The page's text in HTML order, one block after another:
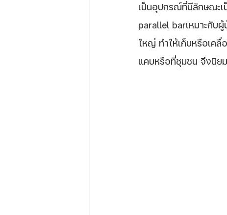
เป็นอุปกรณ์ที่มีลักษณะ
parallel barเหมาะกับ
ใหญ่ ทำให้เก็บหรือเคลื่
แคบหรือที่ชุมชน จึงนิย